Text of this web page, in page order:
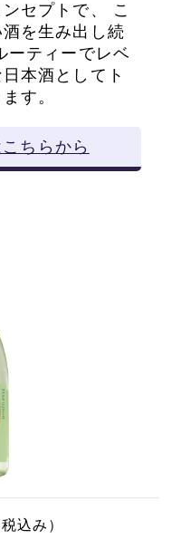
セプトで、 こ
を生み出し続
ーティーでレベ
本酒としてト
す。
ちらから
税込み）